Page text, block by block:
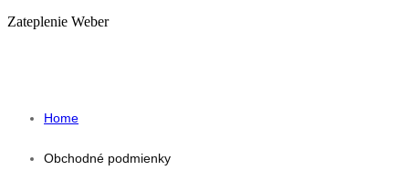
Zateplenie Weber
Home
Obchodné podmienky